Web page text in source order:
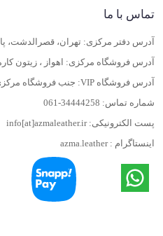
تماس با ما
آدرس دفتر مرکزی: تهران، قصرالدشت،
آدرس فروشگاه مرکزی: اهواز ، زیتون
آدرس فروشگاه VIP: جنب فروشگاه مرکزی
شماره تماس: 061-34444258
پست الکترونیکی:info[at]azmaleather.ir
اینستاگرام :azma.leather